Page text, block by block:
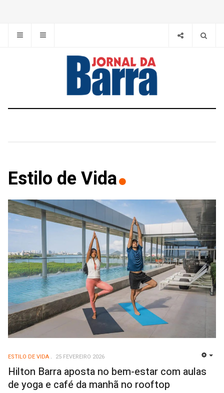
Estilo de Vida
ESTILO DE VIDA 25 FEVEREIRO 2026
Hilton Barra aposta no bem-estar com aulas
de yoga e café da manhã no rooftop